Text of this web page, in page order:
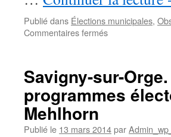
Publié dans Élections municipales,
Commentaires ferméssur
Le
programme
électoral
Vagneux
Savigny-sur-
programmes
Mehlhorn
Publié le 13 mars 2014par